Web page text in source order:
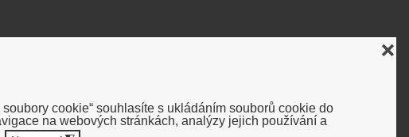
cookie“ souhlasíte s ukládáním souborů cookie do
na webových stránkách, analýzy jejich používání a
❌